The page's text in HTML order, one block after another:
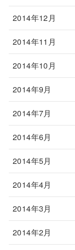
2014年12月
2014年11月
2014年10月
2014年9月
2014年7月
2014年6月
2014年5月
2014年4月
2014年3月
2014年2月